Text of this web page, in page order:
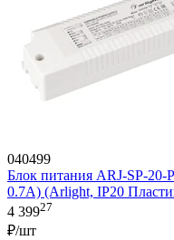
040499
Блок питания ARJ-SP-
0.7A) (Arlight, IP20
4 39927
₽/шт